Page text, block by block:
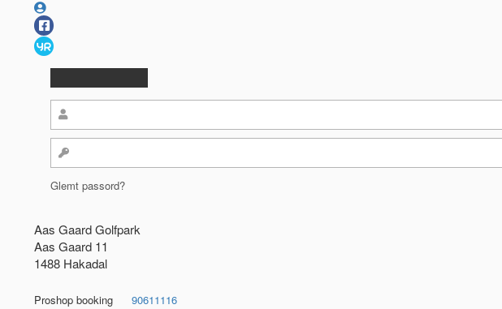
Glemt passord?
Aas Gaard Golfpark
Aas Gaard 11
1488 Hakadal
Proshop booking
90611116